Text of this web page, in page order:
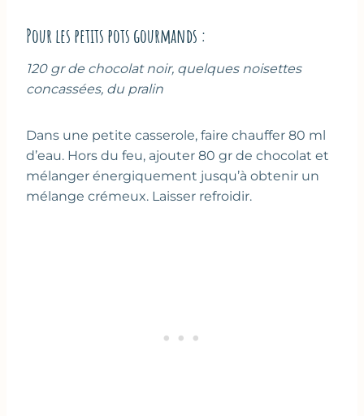
Pour les petits pots gourmands :
120 gr de chocolat noir, quelques noisettes
concassées, du pralin
Dans une petite casserole, faire chauffer 80 ml
d’eau. Hors du feu, ajouter 80 gr de chocolat et
mélanger énergiquement jusqu’à obtenir un
mélange crémeux. Laisser refroidir.